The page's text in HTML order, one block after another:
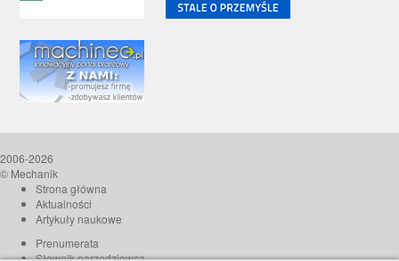
2006-2026
© Mechanik
Strona główna
Aktualności
Artykuły naukowe
Prenumerata
Słownik narzędziowca